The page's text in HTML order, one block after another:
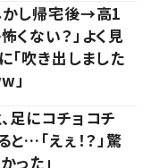
かし帰宅後→高1
くない？」よく見
吹き出しました
」
足にコチョコチ
…「えぇ！？」驚
った」